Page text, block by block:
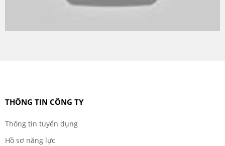
THÔNG TIN CÔNG TY
Thông tin tuyển dụng
Hồ sơ năng lực